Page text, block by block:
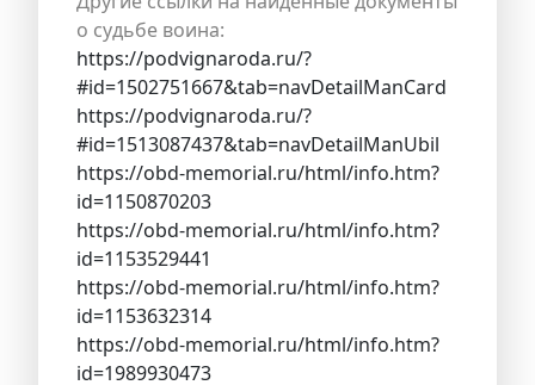
о судьбе воина:
https://podvignaroda.ru/?
#id=1502751667&tab=navDetailManCard
https://podvignaroda.ru/?
#id=1513087437&tab=navDetailManUbil
https://obd-memorial.ru/html/info.htm?
id=1150870203
https://obd-memorial.ru/html/info.htm?
id=1153529441
https://obd-memorial.ru/html/info.htm?
id=1153632314
https://obd-memorial.ru/html/info.htm?
id=1989930473